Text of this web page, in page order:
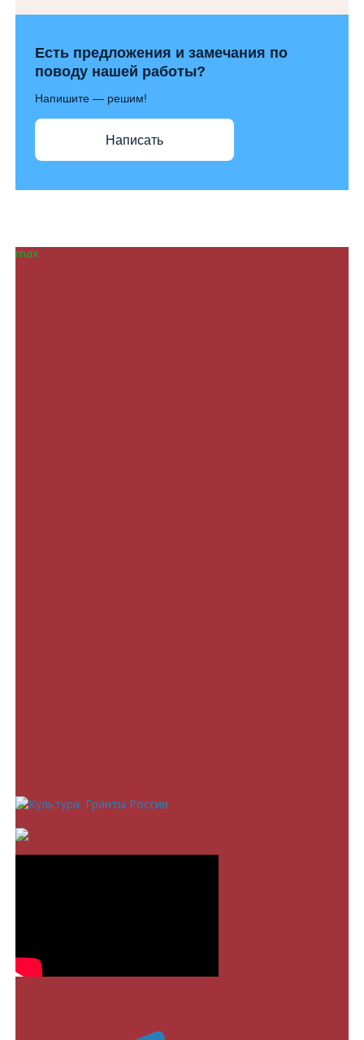
Есть предложения и замечания по
поводу нашей работы?
Напишите — решим!
Написать
max